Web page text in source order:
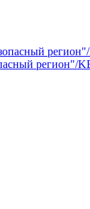
регион"/